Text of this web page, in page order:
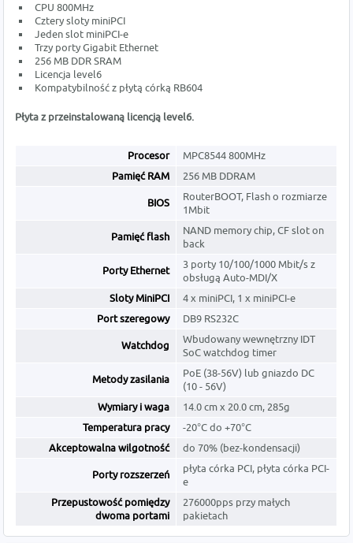
CPU 800MHz
Cztery sloty miniPCI
Jeden slot miniPCI-e
Trzy porty Gigabit Ethernet
256 MB DDR SRAM
Licencja level6
Kompatybilność z płytą córką RB604
Płyta z przeinstalowaną licencją level6.
Procesor
MPC8544 800MHz
Pamięć RAM
256 MB DDRAM
BIOS
RouterBOOT, Flash o rozmiarze
1Mbit
Pamięć flash
NAND memory chip, CF slot on
back
Porty Ethernet
3 porty 10/100/1000 Mbit/s z
obsługą Auto-MDI/X
Sloty MiniPCI
4 x miniPCI, 1 x miniPCI-e
Port szeregowy
DB9 RS232C
Watchdog
Wbudowany wewnętrzny IDT
SoC watchdog timer
Metody zasilania
PoE (38-56V) lub gniazdo DC
(10 - 56V)
Wymiary i waga
14.0 cm x 20.0 cm, 285g
Temperatura pracy
-20°C do +70°C
Akceptowalna wilgotność
do 70% (bez-kondensacji)
Porty rozszerzeń
płyta córka PCI, płyta córka PCI-
e
Przepustowość pomiędzy
dwoma portami
276000pps przy małych
pakietach